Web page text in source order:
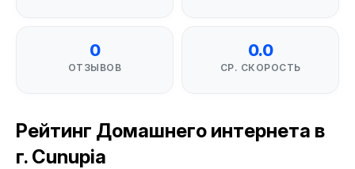
0
ОТЗЫВОВ
0.0
СР. СКОРОСТЬ
Рейтинг Домашнего интернета в
г. Cunupia